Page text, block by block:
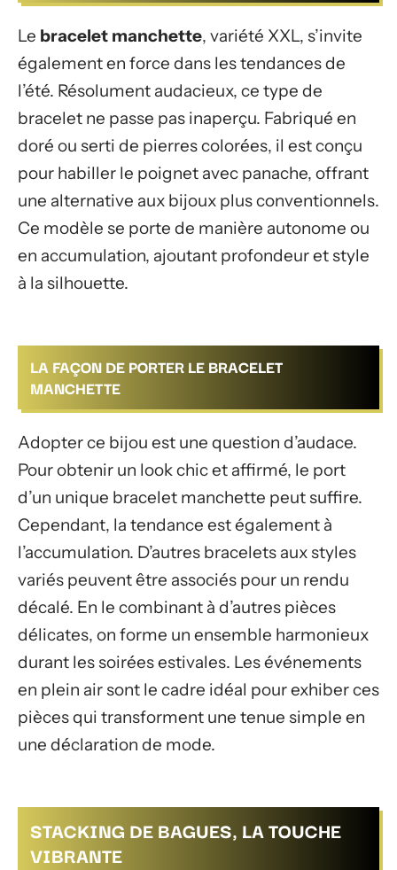
Le bracelet manchette, variété XXL, s’invite
également en force dans les tendances de
l’été. Résolument audacieux, ce type de
bracelet ne passe pas inaperçu. Fabriqué en
doré ou serti de pierres colorées, il est conçu
pour habiller le poignet avec panache, offrant
une alternative aux bijoux plus conventionnels.
Ce modèle se porte de manière autonome ou
en accumulation, ajoutant profondeur et style
à la silhouette.
LA FAÇON DE PORTER LE BRACELET
MANCHETTE
Adopter ce bijou est une question d’audace.
Pour obtenir un look chic et affirmé, le port
d’un unique bracelet manchette peut suffire.
Cependant, la tendance est également à
l’accumulation. D’autres bracelets aux styles
variés peuvent être associés pour un rendu
décalé. En le combinant à d’autres pièces
délicates, on forme un ensemble harmonieux
durant les soirées estivales. Les événements
en plein air sont le cadre idéal pour exhiber ces
pièces qui transforment une tenue simple en
une déclaration de mode.
STACKING DE BAGUES, LA TOUCHE
VIBRANTE